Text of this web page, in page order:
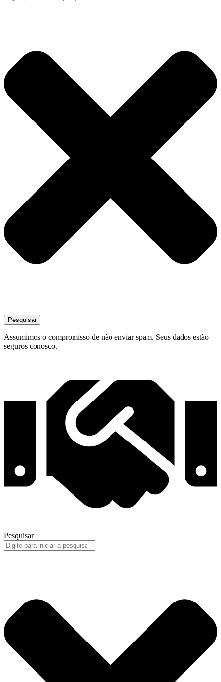
Pesquisar
Assumimos o compromisso de não enviar spam. Seus dados estão
seguros conosco.
Pesquisar